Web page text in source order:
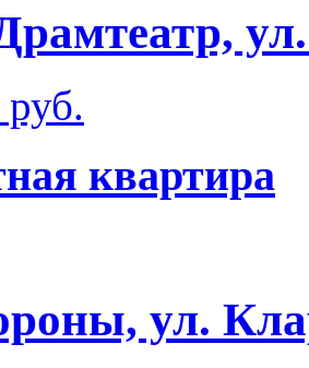
квартира
ул.